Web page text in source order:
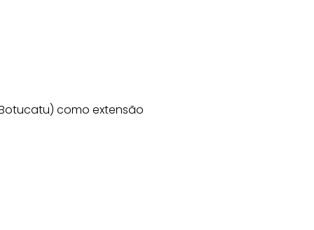
como extensão